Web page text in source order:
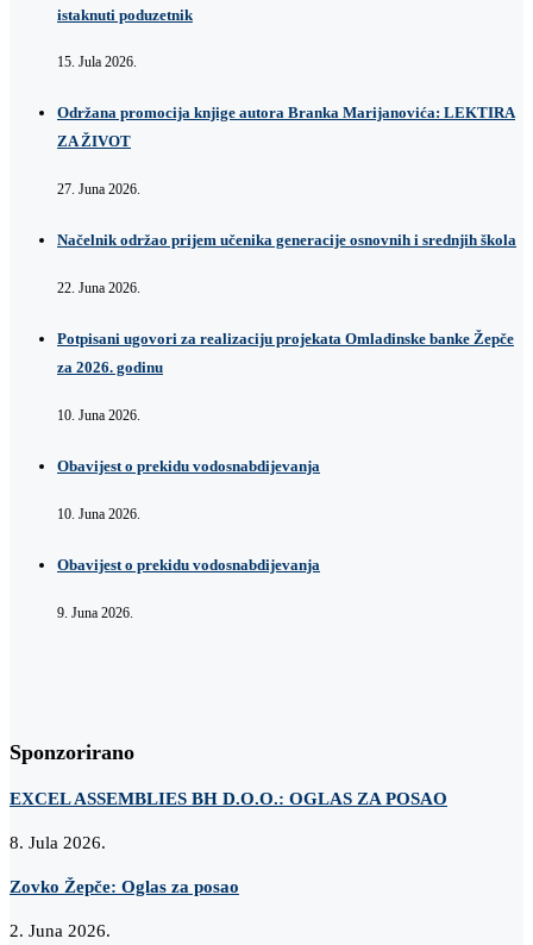
istaknuti poduzetnik
15. Jula 2026.
Održana promocija knjige autora Branka Marijanovića: LEKTIRA
ZA ŽIVOT
27. Juna 2026.
Načelnik održao prijem učenika generacije osnovnih i srednjih škola
22. Juna 2026.
Potpisani ugovori za realizaciju projekata Omladinske banke Žepče
za 2026. godinu
10. Juna 2026.
Obavijest o prekidu vodosnabdijevanja
10. Juna 2026.
Obavijest o prekidu vodosnabdijevanja
9. Juna 2026.
Sponzorirano
EXCEL ASSEMBLIES BH D.O.O.: OGLAS ZA POSAO
8. Jula 2026.
Zovko Žepče: Oglas za posao
2. Juna 2026.